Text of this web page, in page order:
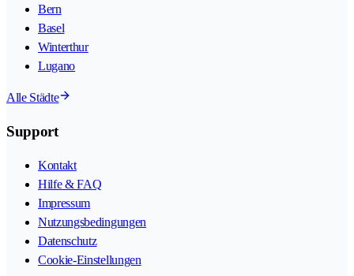
Bern
Basel
Winterthur
Lugano
Alle Städte
Support
Kontakt
Hilfe & FAQ
Impressum
Nutzungsbedingungen
Datenschutz
Cookie-Einstellungen